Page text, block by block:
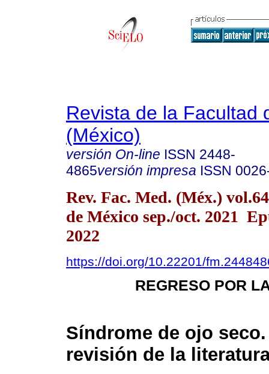
Revista de la Facultad
(México)
versión On-line ISSN 2448-
4865versión impresa ISSN
Rev. Fac. Med. (Méx.)
de México sep./oct. 2021
2022
https://doi.org/10.22201/
REGRESO POR
Síndrome de ojo seco.
revisión de la